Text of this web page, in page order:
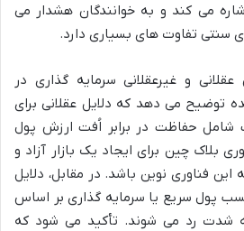
اشاره می کند و به خوانندگان هشدار می
سنتی تفاوت های بسیاری دارد.
و غیرعقلانی سرمایه گذاری در
توضیح می دهد که دلایل عقلانی برای
شامل حفاظت در برابر اُفت ارزش پول
بلاک چین برای ایجاد یک بازار آزاد و
این فناوری نوین باشد. در مقابل، دلایل
پول سریع یا سرمایه گذاری بر اساس
شدت رد می شوند. تأکید می شود که